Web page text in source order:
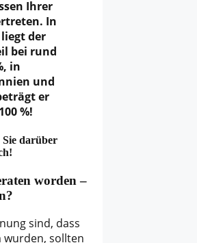
Ihrer
In
liegt der
bei rund
in
und
er
%!
darüber
worden –
sind, dass
wurden, sollten